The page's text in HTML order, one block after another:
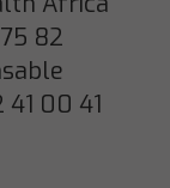
82
41 00 41